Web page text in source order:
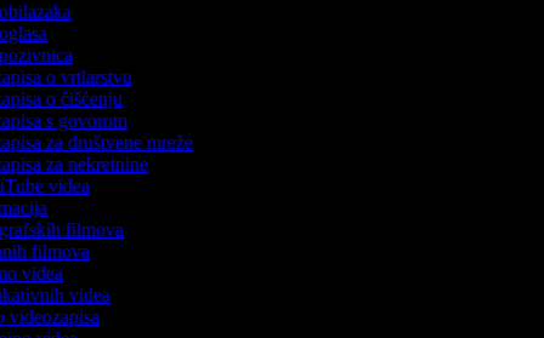
o vrtlarstvu
o čišćenju
s govorom
za društvene mreže
za nekretnine
videa
filmova
filmova
videa
videa
videozapisa